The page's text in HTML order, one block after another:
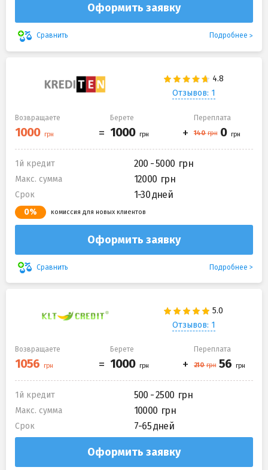
Оформить заявку
Сравнить Подробнее
Отзывов: 1
Возвращаете Берете Переплата
1й кредит 200 - 5000
Макс. сумма 12000
Срок 1-30 дней
0% комиссия для новых клиентов
Оформить заявку
Сравнить Подробнее
Отзывов: 1
Возвращаете Берете Переплата
1й кредит 500 - 2500
Макс. сумма 10000
Срок 7-65 дней
Оформить заявку